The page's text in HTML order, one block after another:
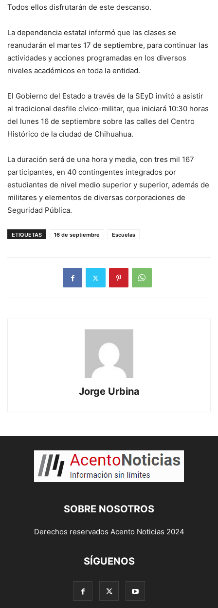
Todos ellos disfrutarán de este descanso.
La dependencia estatal informó que las clases se
reanudarán el martes 17 de septiembre, para continuar las
actividades y acciones programadas en los diversos
niveles académicos en toda la entidad.
El Gobierno del Estado a través de la SEyD invitó a asistir
al tradicional desfile cívico-militar, que iniciará 10:30 horas
del lunes 16 de septiembre sobre las calles del Centro
Histórico de la ciudad de Chihuahua.
La duración será de una hora y media, con tres mil 167
participantes, en 40 contingentes integrados por
estudiantes de nivel medio superior y superior, además de
militares y elementos de diversas corporaciones de
Seguridad Pública.
ETIQUETAS 16 de septiembre Escuelas
Jorge Urbina
SOBRE NOSOTROS
Derechos reservados Acento Noticias 2024
SÍGUENOS